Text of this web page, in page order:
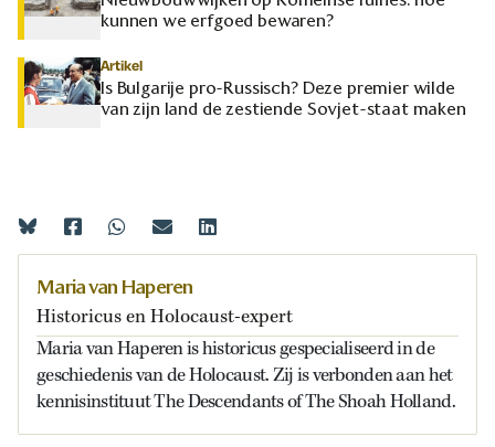
kunnen we erfgoed bewaren?
Artikel
Is Bulgarije pro-Russisch? Deze premier wilde
van zijn land de zestiende Sovjet-staat maken
Maria van Haperen
Historicus en Holocaust-expert
Maria van Haperen is historicus gespecialiseerd in de
geschiedenis van de Holocaust. Zij is verbonden aan het
kennisinstituut The Descendants of The Shoah Holland.